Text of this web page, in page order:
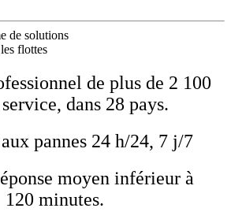
de solutions
flottes
de plus de 2 100
dans 28 pays.
pannes 24 h/24, 7 j/7
moyen inférieur à
120 minutes.